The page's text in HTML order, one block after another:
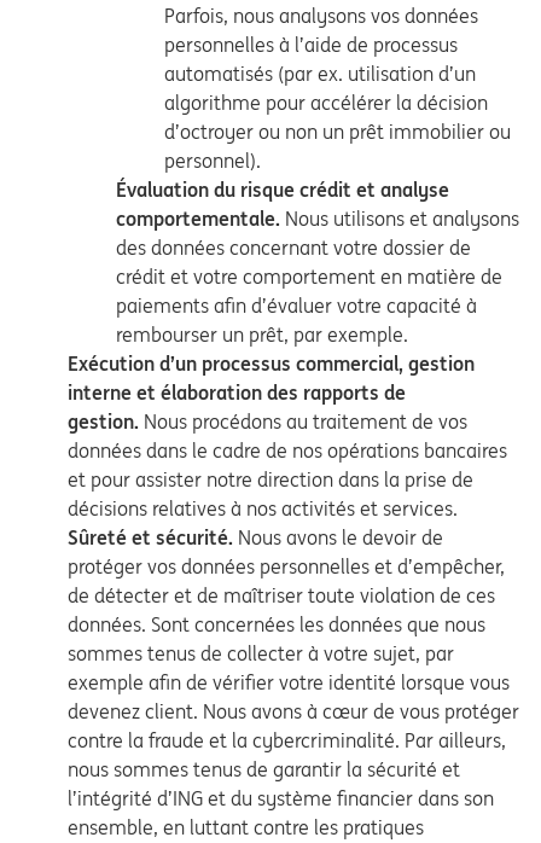
Parfois, nous analysons vos données
personnelles à l’aide de processus
automatisés (par ex. utilisation d’un
algorithme pour accélérer la décision
d’octroyer ou non un prêt immobilier ou
personnel).
Évaluation du risque crédit et analyse
comportementale. Nous utilisons et analysons
des données concernant votre dossier de
crédit et votre comportement en matière de
paiements afin d’évaluer votre capacité à
rembourser un prêt, par exemple.
Exécution d’un processus commercial, gestion
interne et élaboration des rapports de
gestion. Nous procédons au traitement de vos
données dans le cadre de nos opérations bancaires
et pour assister notre direction dans la prise de
décisions relatives à nos activités et services.
Sûreté et sécurité. Nous avons le devoir de
protéger vos données personnelles et d’empêcher,
de détecter et de maîtriser toute violation de ces
données. Sont concernées les données que nous
sommes tenus de collecter à votre sujet, par
exemple afin de vérifier votre identité lorsque vous
devenez client. Nous avons à cœur de vous protéger
contre la fraude et la cybercriminalité. Par ailleurs,
nous sommes tenus de garantir la sécurité et
l’intégrité d’ING et du système financier dans son
ensemble, en luttant contre les pratiques